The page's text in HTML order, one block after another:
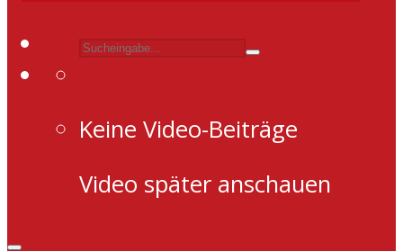
Keine Video-Beiträge
Video später anschauen